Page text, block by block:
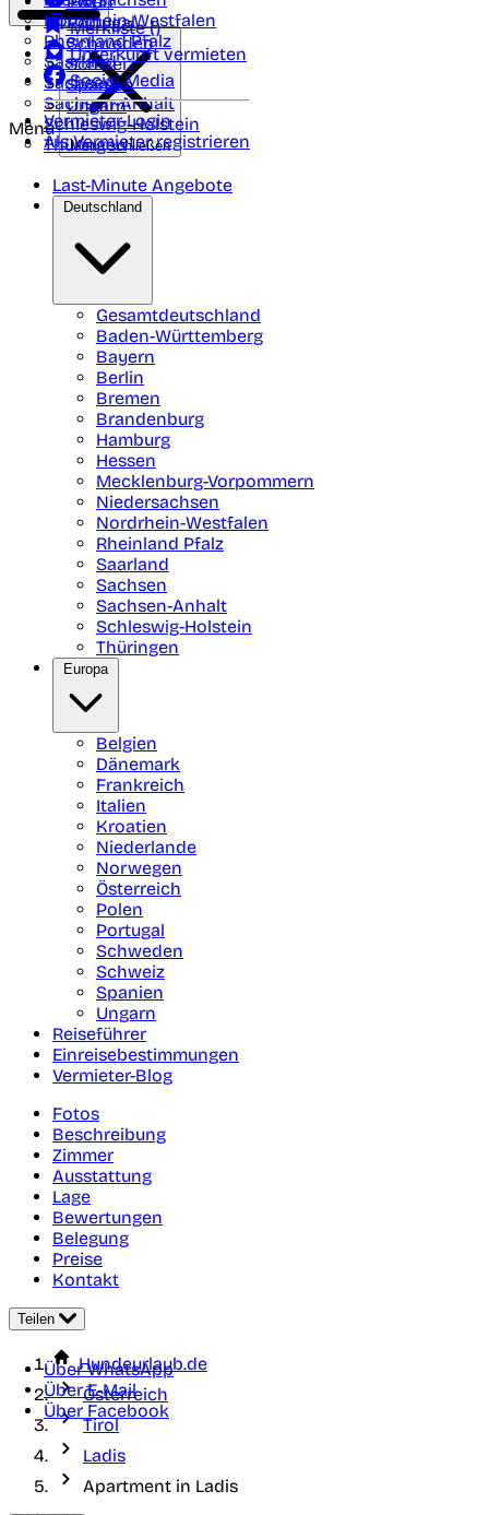
Nordrhein-Westfalen
Rheinland Pfalz
Saarland
Sachsen
Sachsen-Anhalt
Schleswig-Holstein
Thüringen
Portugal
Schweden
Schweiz
Spanien
Ungarn
Merkliste ()
Unterkunft vermieten
Social Media
Vermieter-Login
Als Vermieter registrieren
Menü
Menü schließen
Last-Minute Angebote
Deutschland
Gesamtdeutschland
Baden-Württemberg
Bayern
Berlin
Bremen
Brandenburg
Hamburg
Hessen
Mecklenburg-Vorpommern
Niedersachsen
Nordrhein-Westfalen
Rheinland Pfalz
Saarland
Sachsen
Sachsen-Anhalt
Schleswig-Holstein
Thüringen
Europa
Belgien
Dänemark
Frankreich
Italien
Kroatien
Niederlande
Norwegen
Österreich
Polen
Portugal
Schweden
Schweiz
Spanien
Ungarn
Reiseführer
Einreisebestimmungen
Vermieter-Blog
Fotos
Beschreibung
Zimmer
Ausstattung
Lage
Bewertungen
Belegung
Preise
Kontakt
Teilen
Über WhatsApp
Über E-Mail
Über Facebook
Hundeurlaub.de
Österreich
Tirol
Ladis
Apartment in Ladis